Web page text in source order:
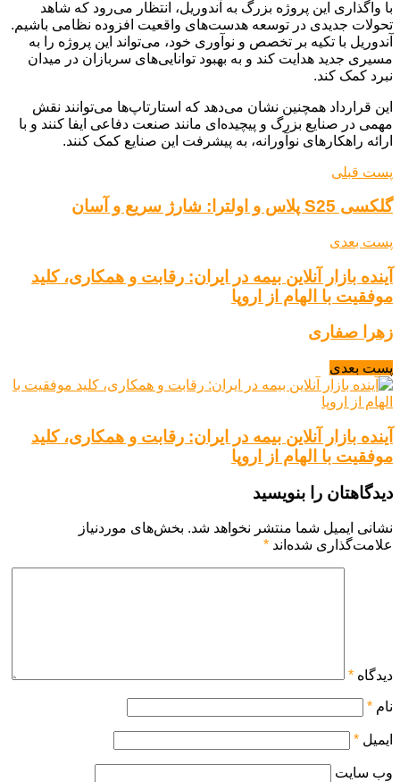
با واگذاری این پروژه بزرگ به آندوریل، انتظار می‌رود که شاهد
تحولات جدیدی در توسعه هدست‌های واقعیت افزوده نظامی باشیم.
آندوریل با تکیه بر تخصص و نوآوری خود، می‌تواند این پروژه را به
مسیری جدید هدایت کند و به بهبود توانایی‌های سربازان در میدان
نبرد کمک کند.
این قرارداد همچنین نشان می‌دهد که استارتاپ‌ها می‌توانند نقش
مهمی در صنایع بزرگ و پیچیده‌ای مانند صنعت دفاعی ایفا کنند و با
ارائه راهکارهای نوآورانه، به پیشرفت این صنایع کمک کنند.
پست قبلی
گلکسی S25 پلاس و اولترا: شارژ سریع و آسان
پست بعدی
آینده بازار آنلاین بیمه در ایران: رقابت و همکاری، کلید
موفقیت با الهام از اروپا
زهرا صفاری
پست بعدی
آینده بازار آنلاین بیمه در ایران: رقابت و همکاری، کلید
موفقیت با الهام از اروپا
دیدگاهتان را بنویسید
نشانی ایمیل شما منتشر نخواهد شد. بخش‌های موردنیاز
علامت‌گذاری شده‌اند *
دیدگاه *
نام *
ایمیل *
وب‌ سایت